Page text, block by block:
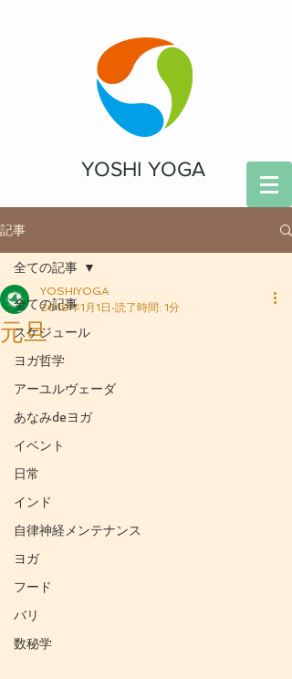
YOSHI YOGA
記事
全ての記事
スケジュール
ヨガ哲学
アーユルヴェーダ
あなみdeヨガ
イベント
日常
インド
自律神経メンテナンス
ヨガ
フード
バリ
数秘学
全ての記事
元旦
YOSHIYOGA
2019年1月1日 読了時間: 1分